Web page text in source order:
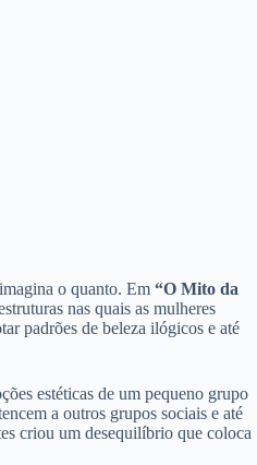
o quanto. Em “O Mito da
nas quais as mulheres
padrões de beleza ilógicos e até
estéticas de um pequeno grupo
a outros grupos sociais e até
criou um desequilíbrio que coloca